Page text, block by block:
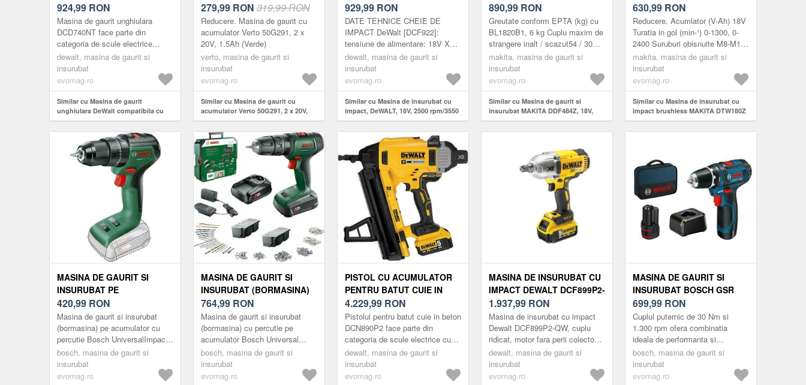
COMPATIBILA CU
ACUMULATOR 18 V
DCD740NT
924,99 RON
Masina de gaurit unghiulara
DCD740NT face parte din
categoria de scule electrice
profesionale cu acumulator
DeWalt.Este dotata cu o
mandrina cu pri...
dewalt, masina de gaurit si
insurubat
evomag.ro
Similar cu Masina de gaurit
unghiulara DeWalt compatibila cu
acumulator 18 V DCD740NT
50G291, 2 X 20V, 1.5AH
(VERDE)
279,99 RON 319,99 RON
Reducere. Masina de gaurit cu
acumulator Verto 50G291, 2 x
20V, 1.5Ah (Verde)
verto, masina de gaurit si
insurubat
evomag.ro
Similar cu Masina de gaurit cu
acumulator Verto 50G291, 2 x 20V,
1.5Ah (Verde)
RPM/3550 BPM, FARA
ACUMULATORI SI
INCARCATOR
929,99 RON
DATE TEHNICE CHEIE DE
IMPACT DeWalt [DCF922]:
tensiune de alimentare: 18V XR,
tip baterie: Li-Ion, tip de montare:
patrat 1/2inch turatie de mers i...
dewalt, masina de gaurit si
insurubat
evomag.ro
Similar cu Masina de insurubat cu
impact, DeWALT, 18V, 2500 rpm/3550
bpm, fara acumulatori si incarcator
DDF484Z, 18V, 2000RPM,
BULK
890,99 RON
Greutate conform EPTA (kg) cu
BL1820B1, 6 kg Cuplu maxim de
strangere inalt / scazut54 / 30
Nm Capacitate
lemn/metal/zidarie38 / 13 / 13
mm Turatie...
makita, masina de gaurit si
insurubat
evomag.ro
Similar cu Masina de gaurit si
insurubat MAKITA DDF484Z, 18V,
2000RPM, Bulk
MAKITA DTW180Z LI-ION
18V, 180NM, FARA
ACUMULATOR IN SET
630,99 RON
Reducere. Acumlator (V-Ah) 18V
Turatia in gol (min-¹) 0-1300, 0-
2400 Suruburi obisnuite M8-M16
Frecventa batailor (min-¹) 0-2000,
0-3600 Moment de stangere m...
makita, masina de gaurit si
insurubat
evomag.ro
Similar cu Masina de insurubat cu
impact brushless MAKITA DTW180Z
Li-Ion 18V, 180Nm, fara acumulator
in set
MASINA DE GAURIT SI
INSURUBAT PE
ACUMULATOR CU
PERCUTIE BOSCH
UNIVERSALIMPACT
06039D7100, 18 V, 1900 RPM,
60 NM, 28.500 BPM, FARA
ACUMULATOR/INCARCATOR
420,99 RON
Masina de gaurit si insurubat
(bormasina) pe acumulator cu
percutie Bosch UniversalImpact
06039D7100, 18 V, 1900 RPM,
60 Nm, 28.500 RPM, 13 mm
mand...
bosch, masina de gaurit si
insurubat
evomag.ro
MASINA DE GAURIT SI
INSURUBAT (BORMASINA)
CU PERCUTIE PE
ACUMULATOR BOSCH
UNIVERSAL IMPACT 18, 18
V, 2 TREPTE DE PUTERE,
1450 RPM, 2
ACUMULATORI,
INCARCATOR, 241 DE
764,99 RON
Masina de gaurit si insurubat
(bormasina) cu percutie pe
acumulator Bosch Universal
Impact 18 Usoara si compacta
Usoara, puternica si compacta,
ace...
bosch, masina de gaurit si
insurubat
evomag.ro
PISTOL CU ACUMULATOR
PENTRU BATUT CUIE IN
BETON DEWALT DCN890P2
4.229,99 RON
Pistolul pentru batut cuie in beton
DCN890P2 face parte din
categoria de scule electrice cu
acumulator profesionale DeWalt.
Acest model este echipa...
dewalt, masina de gaurit si
insurubat
evomag.ro
MASINA DE INSURUBAT CU
IMPACT DEWALT DCF899P2-
QW, CUPLU RIDICAT,
MOTOR FARA PERII
COLECTOARE DIN SERIA
XR DE 18V
1.937,99 RON
Masina de insurubat cu impact
Dewalt DCF899P2-QW, cuplu
ridicat, motor fara perii colectoare
din seria XR de 18V Imbina
caracteristicile de ultima ...
dewalt, masina de gaurit si
insurubat
evomag.ro
MASINA DE GAURIT SI
INSURUBAT BOSCH GSR
12V-15, CU 2 ACUMULATORI
DE 2AH, GEANTA TEXTILA
699,99 RON
Cuplul puternic de 30 Nm si
1.300 rpm ofera combinatia
ideala de performanta si
dimensiune. Constructia
compacta ofera o manevrabilitate
optima si ...
bosch, masina de gaurit si
insurubat
evomag.ro